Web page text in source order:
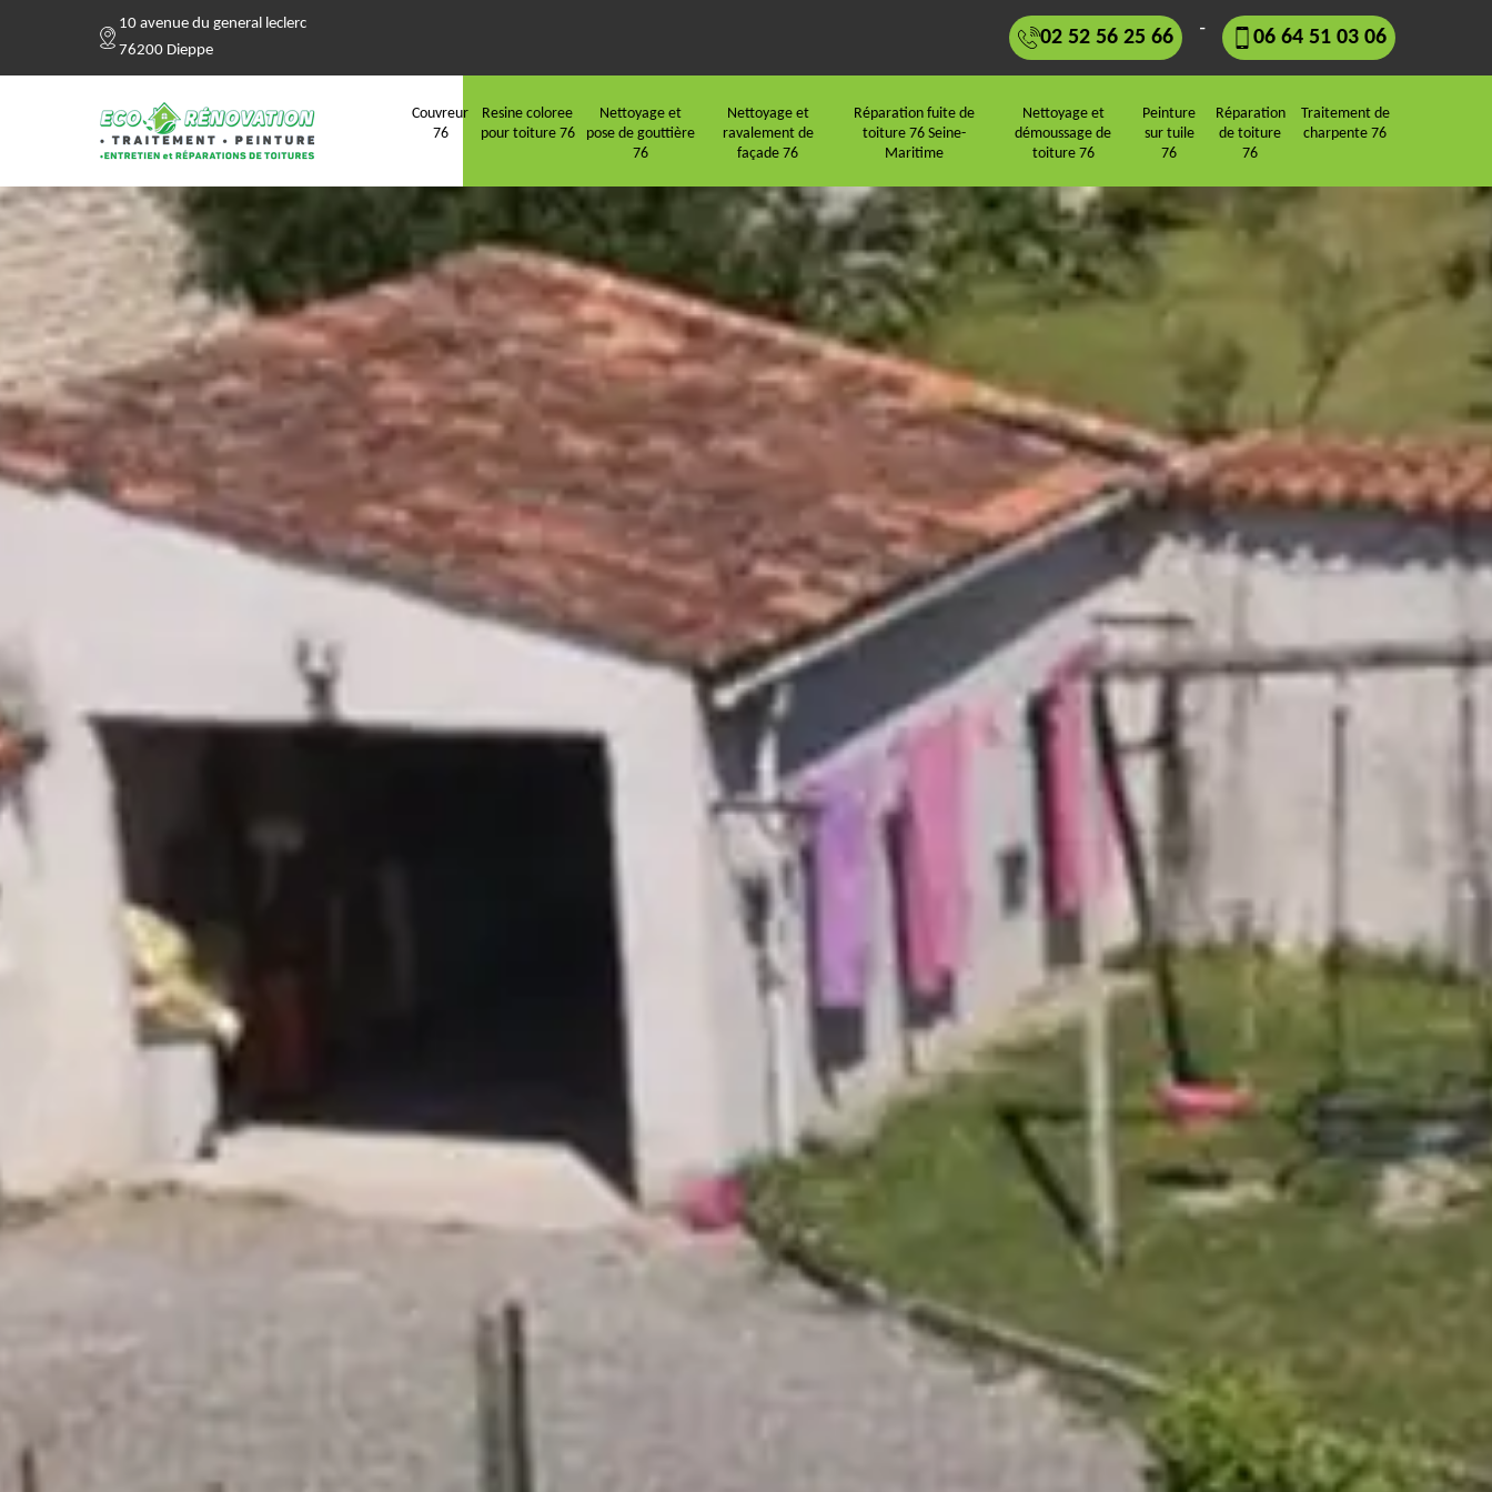
10 avenue du general leclerc
76200 Dieppe
02 52 56 25 66 - 06 64 51 03 06
Couvreur
76
Resine coloree
pour toiture 76
Nettoyage et
pose de gouttière
76
Nettoyage et
ravalement de
façade 76
Réparation fuite de
toiture 76 Seine-
Maritime
Nettoyage et
démoussage de
toiture 76
Peinture
sur tuile
76
Réparation
de toiture
76
Traitement de
charpente 76